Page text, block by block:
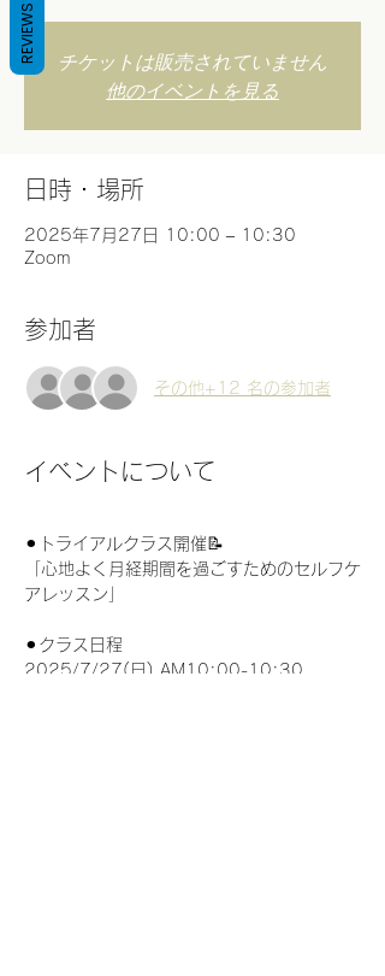
チケットは販売されていません
他のイベントを見る
日時・場所
2025年7月27日 10:00 – 10:30
Zoom
参加者
その他+12 名の参加者
イベントについて
⚫︎トライアルクラス開催📝
「心地よく月経期間を過ごすためのセルフケ
アレッスン」
⚫︎クラス日程
2025/7/27(日) AM10:00-10:30
REVIEWS